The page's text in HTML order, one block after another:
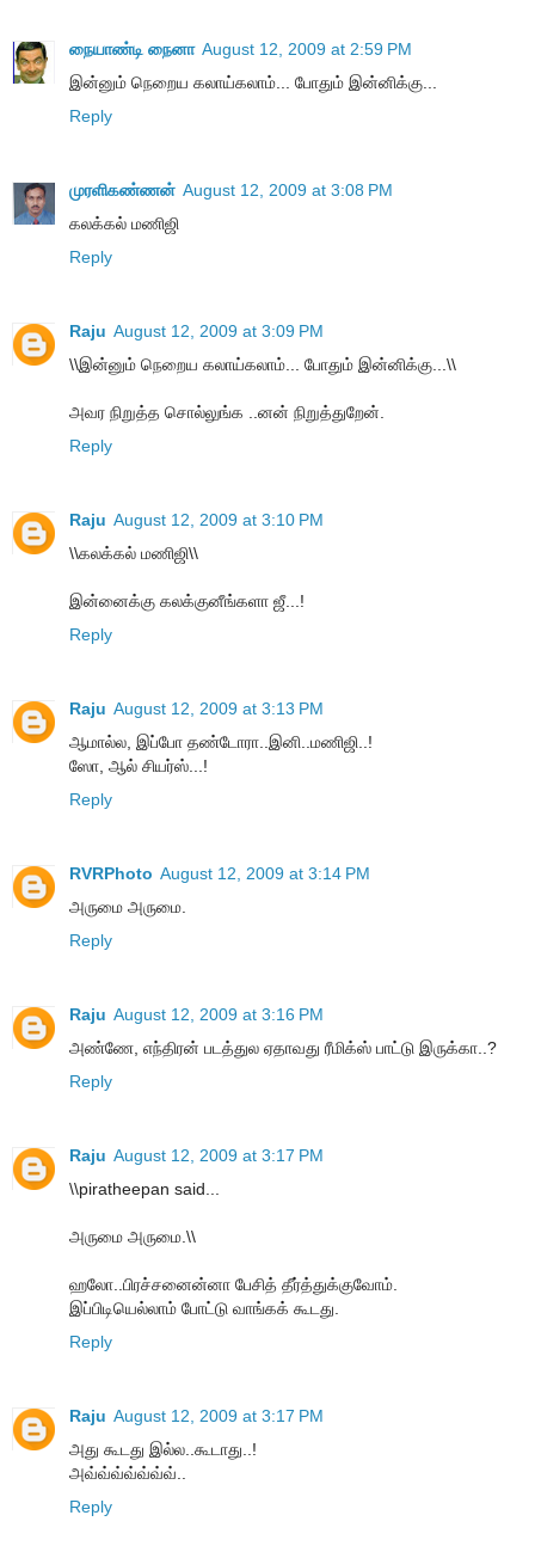
நையாண்டி நைனா August 12, 2009 at 2:59 PM
இன்னும் நெறைய கலாய்கலாம்... போதும் இன்னிக்கு...
Reply
முரளிகண்ணன் August 12, 2009 at 3:08 PM
கலக்கல் மணிஜி
Reply
Raju August 12, 2009 at 3:09 PM
\\இன்னும் நெறைய கலாய்கலாம்... போதும் இன்னிக்கு...\\
அவர நிறுத்த சொல்லுங்க ..னன் நிறுத்துறேன்.
Reply
Raju August 12, 2009 at 3:10 PM
\\கலக்கல் மணிஜி\\
இன்னைக்கு கலக்குனீங்களா ஜீ...!
Reply
Raju August 12, 2009 at 3:13 PM
ஆமால்ல, இப்போ தண்டோரா..இனி..மணிஜி..!
ஸோ, ஆல் சியர்ஸ்...!
Reply
RVRPhoto August 12, 2009 at 3:14 PM
அருமை அருமை.
Reply
Raju August 12, 2009 at 3:16 PM
அண்ணே, எந்திரன் படத்துல ஏதாவது ரீமிக்ஸ் பாட்டு இருக்கா..?
Reply
Raju August 12, 2009 at 3:17 PM
\\piratheepan said...
அருமை அருமை.\\
ஹலோ..பிரச்சனைன்னா பேசித் தீர்த்துக்குவோம்.
இப்பிடியெல்லாம் போட்டு வாங்கக் கூடது.
Reply
Raju August 12, 2009 at 3:17 PM
அது கூடது இல்ல..கூடாது..!
அவ்வ்வ்வ்வ்வ்வ்..
Reply